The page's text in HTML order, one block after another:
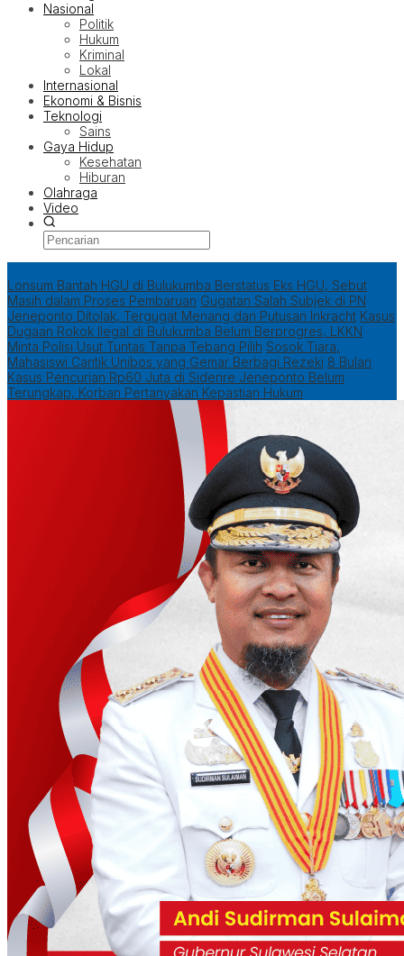
Nasional
Politik
Hukum
Kriminal
Lokal
Internasional
Ekonomi & Bisnis
Teknologi
Sains
Gaya Hidup
Kesehatan
Hiburan
Olahraga
Video
Lonsum Bantah HGU di Bulukumba Berstatus Eks HGU, Sebut
Masih dalam Proses Pembaruan Gugatan Salah Subjek di PN
Jeneponto Ditolak, Tergugat Menang dan Putusan Inkracht Kasus
Dugaan Rokok Ilegal di Bulukumba Belum Berprogres, LKKN
Minta Polisi Usut Tuntas Tanpa Tebang Pilih Sosok Tiara,
Mahasiswi Cantik Unibos yang Gemar Berbagi Rezeki 8 Bulan
Kasus Pencurian Rp60 Juta di Sidenre Jeneponto Belum
Terungkap, Korban Pertanyakan Kepastian Hukum